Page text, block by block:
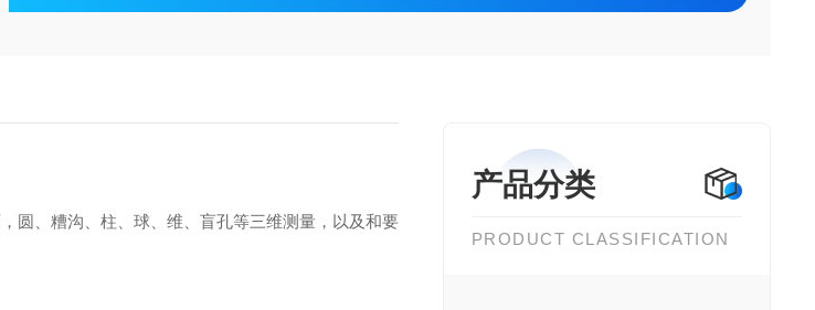
产品分类
PRODUCT CLASSIFICATION
圆、糟沟、柱、球、维、盲孔等三维测量，以及和要